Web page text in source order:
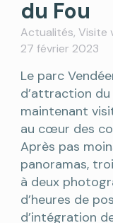
du Fou
Actualités, Visite
27 février 2023
Le parc
d’attraction
maintenant
au cœur des
Après pas
panoramas,
à deux
d’heures de
d’intégration